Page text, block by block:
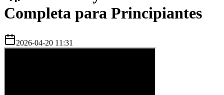
Completa para Principiantes
2026-04-20 11:31